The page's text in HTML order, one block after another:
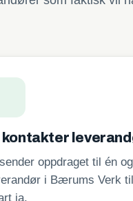
kontakter
oppdraget til én
i Bærums Verk
ja.